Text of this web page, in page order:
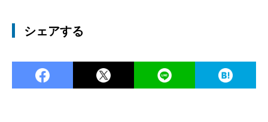
シェアする
Facebook Twitter